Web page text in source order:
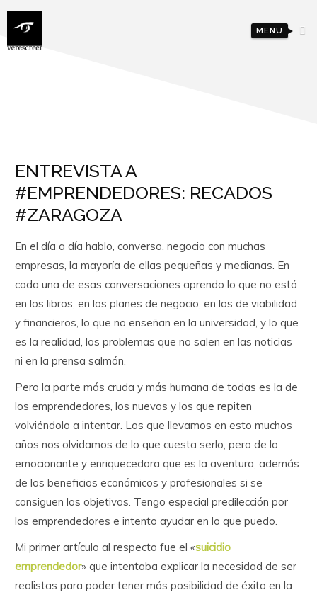
MENU
ENTREVISTA A
#EMPRENDEDORES: RECADOS
#ZARAGOZA
En el día a día hablo, converso, negocio con muchas
empresas, la mayoría de ellas pequeñas y medianas. En
cada una de esas conversaciones aprendo lo que no está
en los libros, en los planes de negocio, en los de viabilidad
y financieros, lo que no enseñan en la universidad, y lo que
es la realidad, los problemas que no salen en las noticias
ni en la prensa salmón.
Pero la parte más cruda y más humana de todas es la de
los emprendedores, los nuevos y los que repiten
volviéndolo a intentar. Los que llevamos en esto muchos
años nos olvidamos de lo que cuesta serlo, pero de lo
emocionante y enriquecedora que es la aventura, además
de los beneficios económicos y profesionales si se
consiguen los objetivos. Tengo especial predilección por
los emprendedores e intento ayudar en lo que puedo.
Mi primer artículo al respecto fue el «suicidio
emprendedor» que intentaba explicar la necesidad de ser
realistas para poder tener más posibilidad de éxito en la